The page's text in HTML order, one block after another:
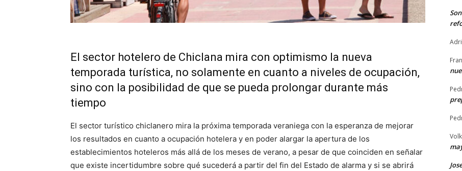
El sector hotelero de Chiclana mira con optimismo la nueva
temporada turística, no solamente en cuanto a niveles de ocupación,
sino con la posibilidad de que se pueda prolongar durante más
tiempo
El sector turístico chiclanero mira la próxima temporada veraniega con la esperanza de mejorar
los resultados en cuanto a ocupación hotelera y en poder alargar la apertura de los
establecimientos hoteleros más allá de los meses de verano, a pesar de que coinciden en señalar
que existe incertidumbre sobre qué sucederá a partir del fin del Estado de alarma y si se abrirá